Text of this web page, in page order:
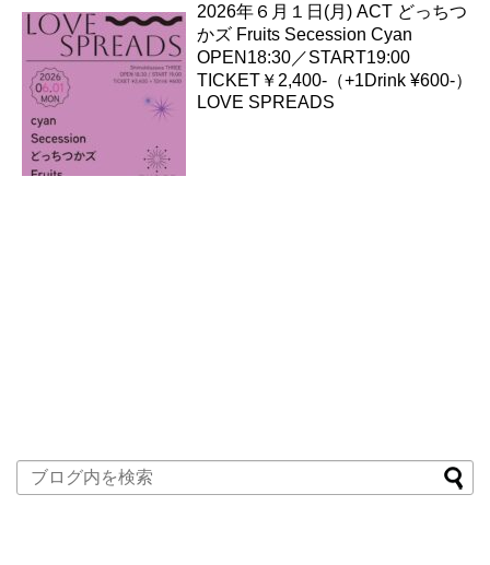
2026年６月１日(月) ACT どっちつ
かズ Fruits Secession Cyan
OPEN18:30／START19:00
TICKET￥2,400-（+1Drink ¥600-）
LOVE SPREADS